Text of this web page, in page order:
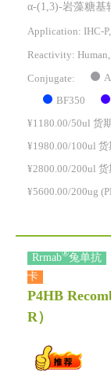
α-(1,3)-岩藻糖基
Application: IHC-
Reactivity:
Conjugate:
BF350
¥1180.00/50ul 货
¥1980.00/100ul
¥2800.00/200ul
¥5600.00/200ug
Rrmab®兔单抗
卡
P4HB
R）